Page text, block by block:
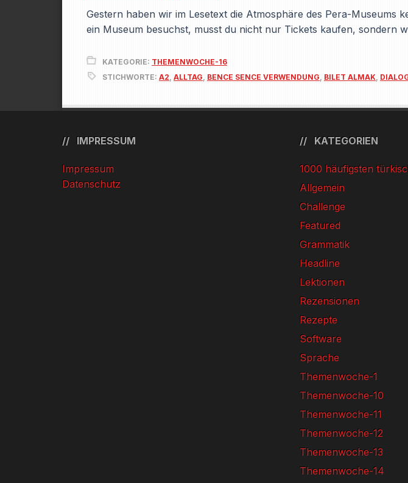
Gestern haben wir im Lesetext die Atmosphäre des Pera-Museums
ein Museum besuchst, musst du nicht nur Tickets kaufen, sondern
KATEGORIE: THEMENWOCHE-16
STICHWORTE: A2, ALLTAG, BENCE SENCE VERWENDUNG, BILET ALMAK,
IMPRESSUM
Impressum
Datenschutz
KATEGORIEN
1000 häufigsten
Allgemein
Challenge
Featured
Grammatik
Headline
Lektionen
Rezensionen
Rezepte
Software
Sprache
Themenwoche-1
Themenwoche-10
Themenwoche-11
Themenwoche-12
Themenwoche-13
Themenwoche-14